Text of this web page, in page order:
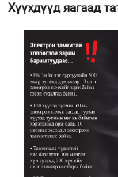
Хүүхдүүд яагаад